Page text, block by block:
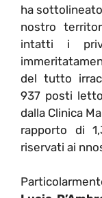
ha
nostro
intatti i
del tutto
937 posti
dalla Clinica
rapporto di
riservati ai